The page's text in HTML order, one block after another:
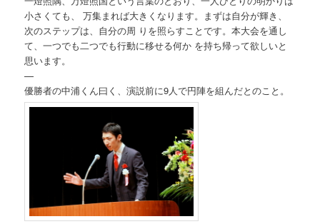
小さくても、 万集まれば大きくなります。まずは自分が輝き、
次のステップは、自分の周 りを照らすことです。本大会を通し
て、一つでも二つでも行動に移せる何か を持ち帰って欲しいと
思います。
—
優勝者の中浦くん曰く、演説前に9人で円陣を組んだとのこと。